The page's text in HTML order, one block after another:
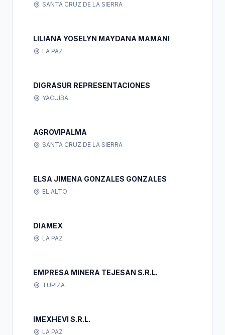
SANTA CRUZ DE LA SIERRA
LILIANA YOSELYN MAYDANA MAMANI
LA PAZ
DIGRASUR REPRESENTACIONES
YACUIBA
AGROVIPALMA
SANTA CRUZ DE LA SIERRA
ELSA JIMENA GONZALES GONZALES
EL ALTO
DIAMEX
LA PAZ
EMPRESA MINERA TEJESAN S.R.L.
TUPIZA
IMEXHEVI S.R.L.
LA PAZ